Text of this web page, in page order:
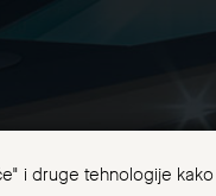
i druge tehnologije